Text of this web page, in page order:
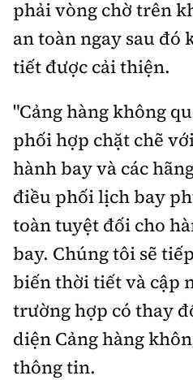
Ẩm thực
Camera giao thông
Câu chuyện giao thông
Giải trí - Thể thao
Cơ quan chủ quản: Bộ Xây
Tòa soạn: Số 2 Nguyễn
Hà Nội.
Tổng biên tập: Nguyễn Thị
Phó Tổng biên tập:
Nguyễn
Nguyễn Đức Thắng, La Đức
Hotline:
0901 514 799
Quảng cáo và
0915 057 282
Email:
Cấm sao chép dưới mọi
chấp thuận bằng văn bản.
phải vòng chờ trên
an toàn ngay sau
tiết được cải thiện.
"Cảng hàng không
phối hợp chặt chẽ
hành bay và các
điều phối lịch bay
toàn tuyệt đối cho
bay. Chúng tôi sẽ
biến thời tiết và cập
trường hợp có thay
diện Cảng hàng
thông tin.